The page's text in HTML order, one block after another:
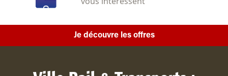
Je découvre les offres